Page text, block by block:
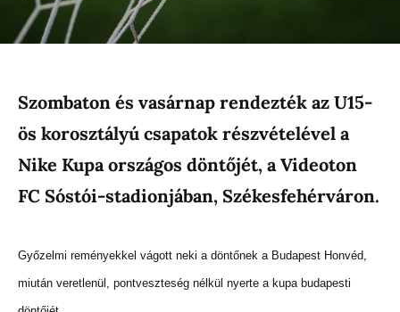
Szombaton és vasárnap rendezték az U15-
ös korosztályú csapatok részvételével a
Nike Kupa országos döntőjét, a Videoton
FC Sóstói-stadionjában, Székesfehérváron.
Győzelmi reményekkel vágott neki a döntőnek a Budapest Honvéd,
miután veretlenül, pontveszteség nélkül nyerte a kupa budapesti